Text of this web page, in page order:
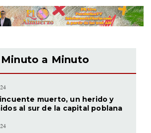
Minuto a Minuto
muerto, un herido y
al sur de la capital poblana